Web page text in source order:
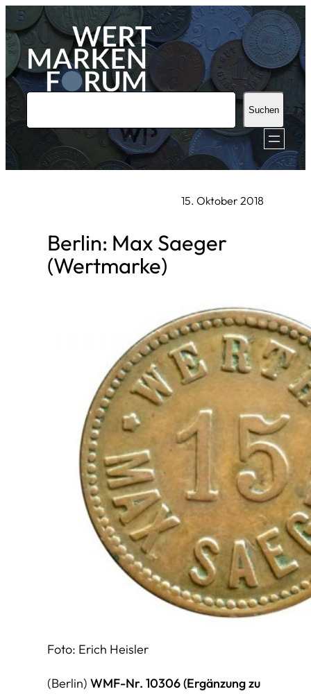
Zum
Inhalt
springen
u
h
Suchen
15. Oktober 2018
Berlin: Max Saeger
(Wertmarke)
Foto: Erich Heisler
(Berlin) WMF-Nr. 10306 (Ergänzung zu